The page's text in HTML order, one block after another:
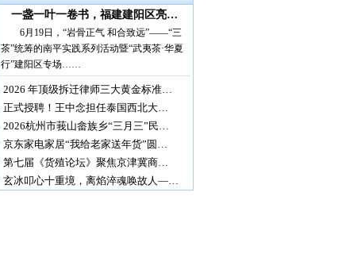
一盏一叶一卷书，福建建阳区亮…
6月19日，“岩骨正气 和合致远”——“三
茶”统筹的南平实践系列活动暨“武夷茶·华夏
行”建阳区专场……
2026 年顶级拆迁律师三大黄金标准…
正式授聘！王中念担任泰国西北大…
2026杭州市莪山畲族乡“三月三”民…
京东家电家居“我给老家送年货”圆…
第七届《货殖论坛》聚焦京津冀商…
玄冰叩心十重境，离焰淬魂唤故人—…